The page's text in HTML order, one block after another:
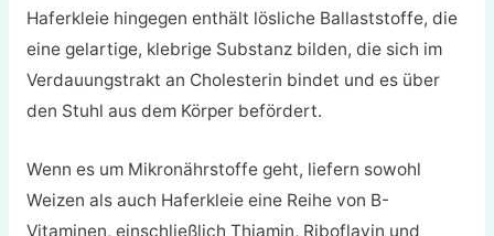
Haferkleie hingegen enthält lösliche Ballaststoffe, die
eine gelartige, klebrige Substanz bilden, die sich im
Verdauungstrakt an Cholesterin bindet und es über
den Stuhl aus dem Körper befördert.
Wenn es um Mikronährstoffe geht, liefern sowohl
Weizen als auch Haferkleie eine Reihe von B-
Vitaminen, einschließlich Thiamin, Riboflavin und